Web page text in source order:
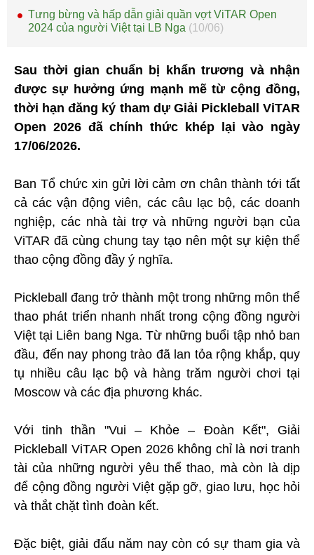
Tưng bừng và hấp dẫn giải quần vợt ViTAR Open
2024 của người Việt tại LB Nga (10/06)
Sau thời gian chuẩn bị khẩn trương và nhận
được sự hưởng ứng mạnh mẽ từ cộng đồng,
thời hạn đăng ký tham dự Giải Pickleball ViTAR
Open 2026 đã chính thức khép lại vào ngày
17/06/2026.
Ban Tổ chức xin gửi lời cảm ơn chân thành tới tất
cả các vận động viên, các câu lạc bộ, các doanh
nghiệp, các nhà tài trợ và những người bạn của
ViTAR đã cùng chung tay tạo nên một sự kiện thể
thao cộng đồng đầy ý nghĩa.
Pickleball đang trở thành một trong những môn thể
thao phát triển nhanh nhất trong cộng đồng người
Việt tại Liên bang Nga. Từ những buổi tập nhỏ ban
đầu, đến nay phong trào đã lan tỏa rộng khắp, quy
tụ nhiều câu lạc bộ và hàng trăm người chơi tại
Moscow và các địa phương khác.
Với tinh thần "Vui – Khỏe – Đoàn Kết", Giải
Pickleball ViTAR Open 2026 không chỉ là nơi tranh
tài của những người yêu thể thao, mà còn là dịp
để cộng đồng người Việt gặp gỡ, giao lưu, học hỏi
và thắt chặt tình đoàn kết.
Đặc biệt, giải đấu năm nay còn có sự tham gia và